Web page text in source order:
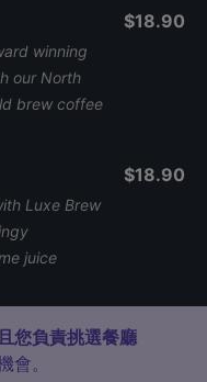
winning
our North
brew coffee
$18.90
Luxe Brew
juice
$18.90
您負責挑選餐廳
會。